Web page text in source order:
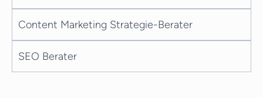
Content Marketing Strategie-Berater
SEO Berater